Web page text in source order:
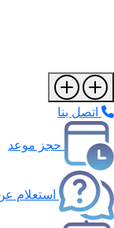
اتصل بنا
حجز موعد
استعلام